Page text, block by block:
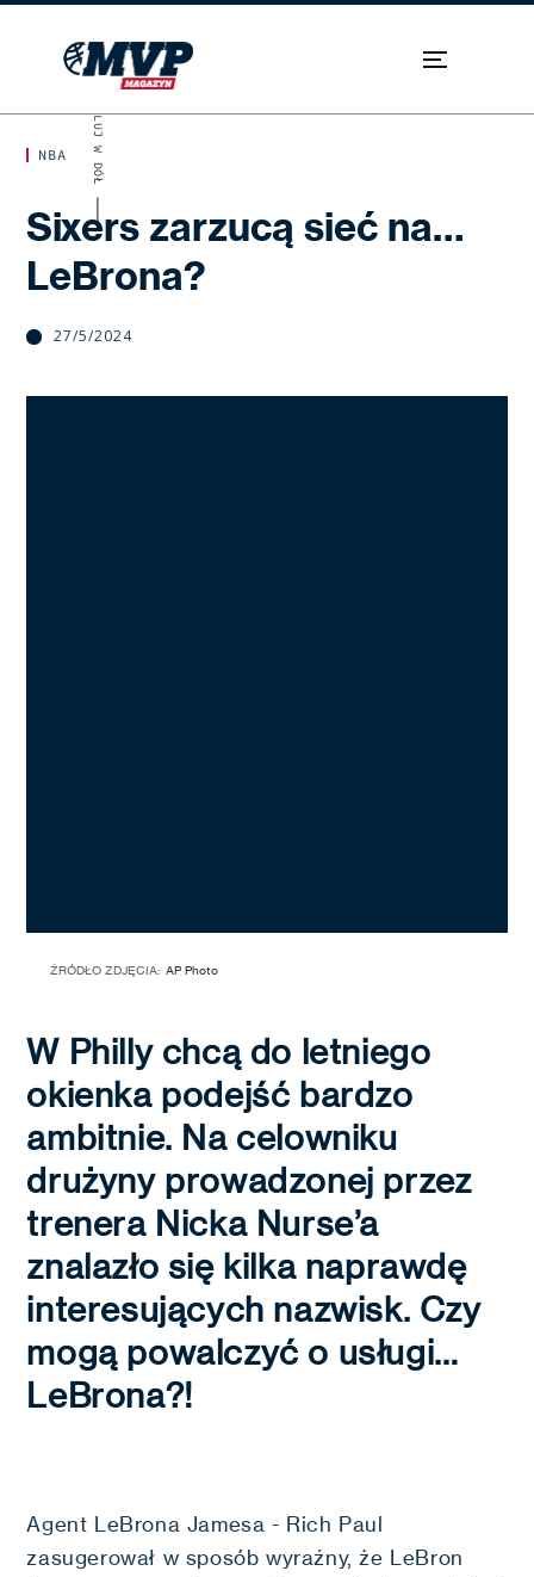
NBA
Sixers zarzucą sieć na…
LeBrona?
27/5/2024
SKROLUJ W DÓŁ
ŹRÓDŁO ZDJĘCIA: AP Photo
W Philly chcą do letniego
okienka podejść bardzo
ambitnie. Na celowniku
drużyny prowadzonej przez
trenera Nicka Nurse’a
znalazło się kilka naprawdę
interesujących nazwisk. Czy
mogą powalczyć o usługi…
LeBrona?!
Agent LeBrona Jamesa - Rich Paul
zasugerował w sposób wyraźny, że LeBron